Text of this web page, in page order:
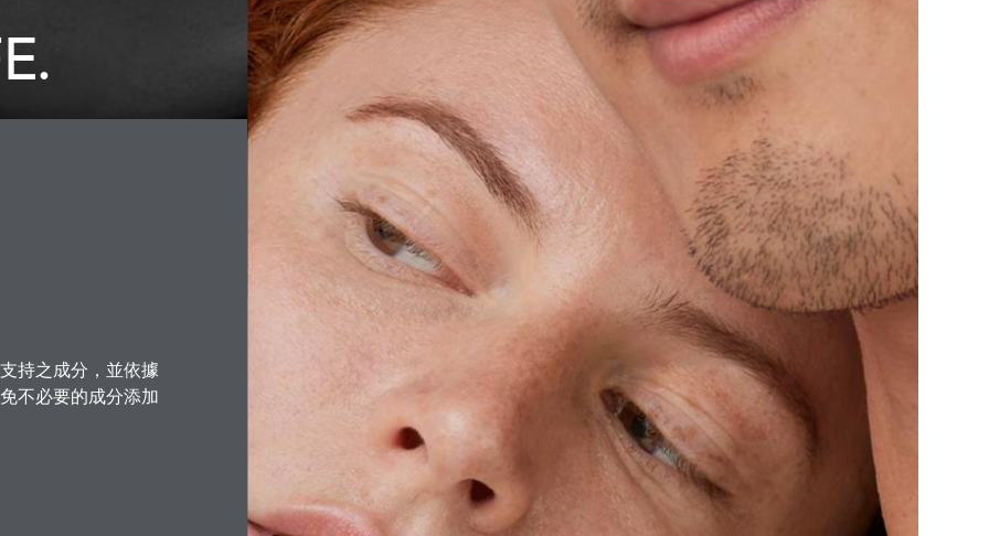
持之成分，並依據
不必要的成分添加